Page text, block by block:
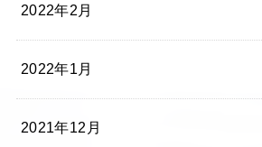
2022年2月
2022年1月
2021年12月